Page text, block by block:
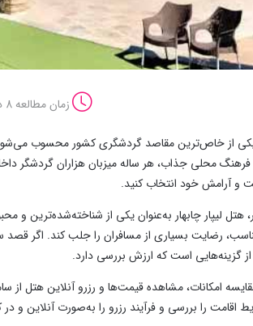
زمان مطالعه 8 دقیقه
یکی از خاص‌ترین مقاصد گردشگری کشور محسوب
محلی جذاب، هر ساله میزبان هزاران گردشگر
و آرامش خود انتخاب کنید.
لیپار چابهار به‌عنوان یکی از شناخته‌شده‌ترین و
رضایت بسیاری از مسافران را جلب کند. اگر قصد
گزینه‌هایی است که ارزش بررسی دارد.
امکانات، مشاهده قیمت‌ها و رزرو آنلاین هتل
اقامت را بررسی و فرآیند رزرو را به‌صورت آنلاین و در